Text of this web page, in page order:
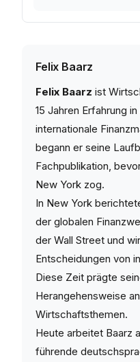
Felix Baarz
Felix Baarz ist
15 Jahren Erfahrung
internationale
begann er seine
Fachpublikation,
New York zog.
In New York
der globalen
der Wall Street und
Entscheidungen von
Diese Zeit prägte
Herangehensweise
Wirtschaftsthemen.
Heute arbeitet Baarz
führende